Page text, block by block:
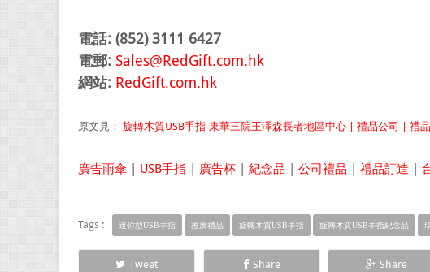
電話: (852) 3111 6427
電郵: Sales@RedGift.com.hk
網站: RedGift.com.hk
原文見： 旋轉木質USB手指-東華三院王澤森長者地區中心 | 禮品公司 | 禮
廣告雨傘 USB手指 廣告杯 紀念品 公司禮品 禮品訂造
Tags : 迷你型USB手指 推廣禮品 旋轉木質USB手指 旋轉木質USB手指紀念品
Tweet Share Share